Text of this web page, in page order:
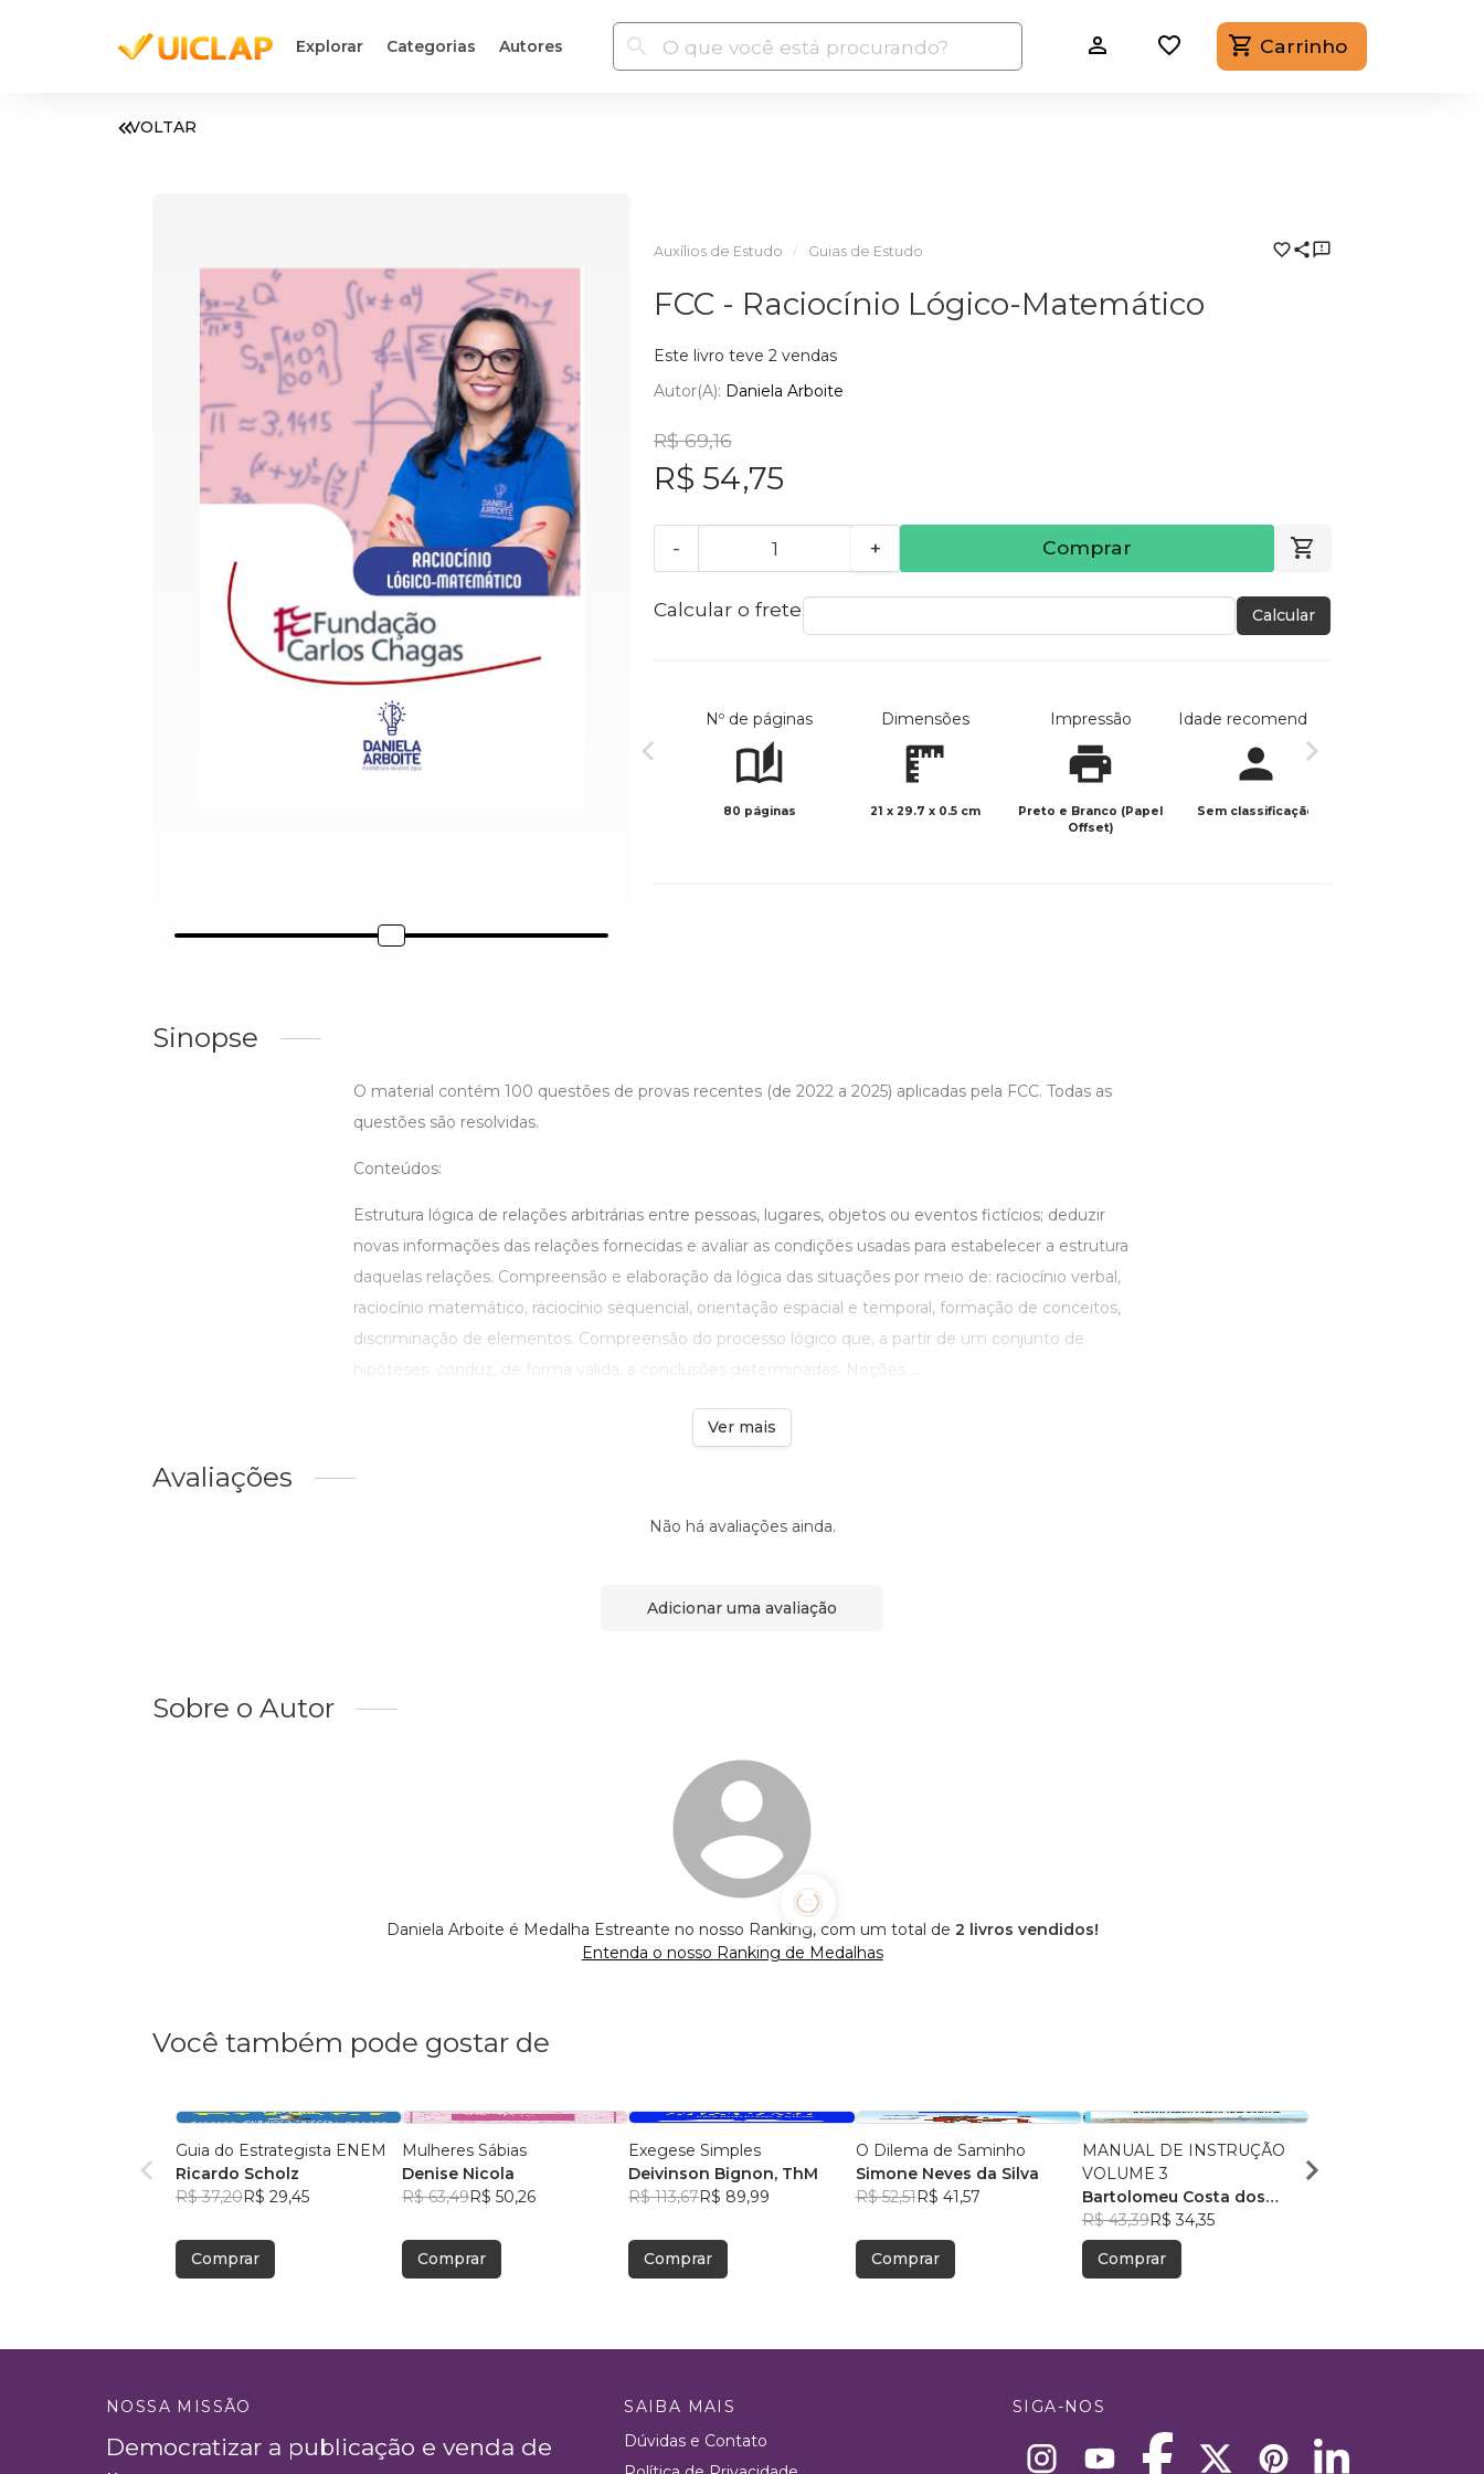
Explorar Categorias Autores Carrinho
VOLTAR
Auxílios de Estudo Guias de Estudo
FCC - Raciocínio Lógico-Matemático
Este livro teve 2 vendas
Autor(a): Daniela Arboite
R$ 69,16
R$ 54,75
- + Comprar
Calcular o frete Calcular
Nº de páginas
80 páginas
Dimensões
21 x 29.7 x 0.5 cm
Impressão
Preto e Branco (Papel
Offset)
Idade recomendada
Sem classificação
Sinopse
O material contém 100 questões de provas recentes (de 2022 a 2025) aplicadas pela FCC. Todas as
questões são resolvidas.
Conteúdos:
Estrutura lógica de relações arbitrárias entre pessoas, lugares, objetos ou eventos fictícios; deduzir
novas informações das relações fornecidas e avaliar as condições usadas para estabelecer a estrutura
daquelas relações. Compreensão e elaboração da lógica das situações por meio de: raciocínio verbal,
raciocínio matemático, raciocínio sequencial, orientação espacial e temporal, formação de conceitos,
discriminação de elementos. Compreensão do processo lógico que, a partir de um conjunto de
hipóteses, conduz, de forma válida, a conclusões determinadas. Noções ...
Ver mais
Avaliações
Não há avaliações ainda.
Adicionar uma avaliação
Sobre o Autor
Daniela Arboite é Medalha Estreante no nosso Ranking, com um total de 2 livros vendidos!
Entenda o nosso Ranking de Medalhas
Você também pode gostar de
Guia do Estrategista ENEM
Ricardo Scholz
R$ 37,20R$ 29,45
Comprar
Mulheres Sábias
Denise Nicola
R$ 63,49R$ 50,26
Comprar
Exegese Simples
Deivinson Bignon, ThM
R$ 113,67R$ 89,99
Comprar
O Dilema de Saminho
Simone Neves da Silva
R$ 52,51R$ 41,57
Comprar
MANUAL DE INSTRUÇÃO
VOLUME 3
Bartolomeu Costa dos
Santos
R$ 43,39R$ 34,35
Comprar
Bartolomeu Costa
NOSSA MISSÃO
Democratizar a publicação e venda de
SAIBA MAIS
Dúvidas e Contato
SIGA-NOS